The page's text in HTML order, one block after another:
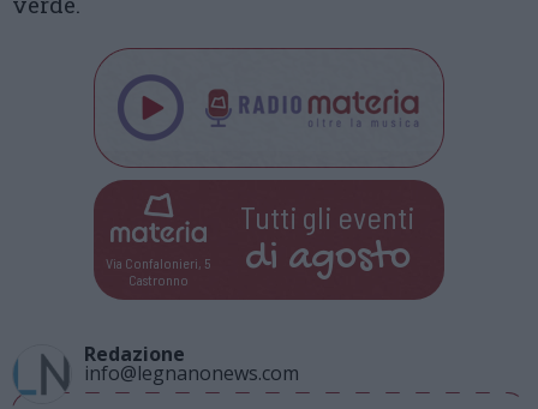
Via Confalonieri, 5
Castronno
Tutti gli eventi
di agosto
Redazione
info@legnanonews.com